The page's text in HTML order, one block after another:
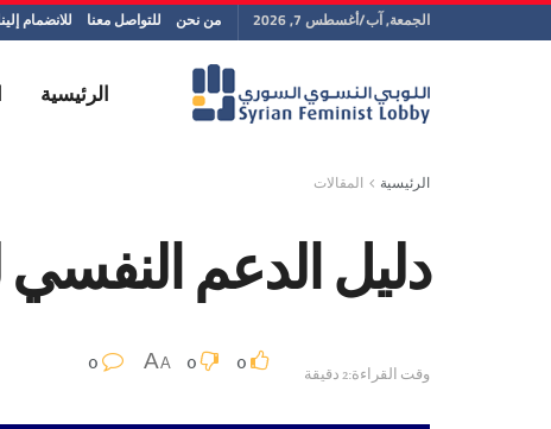
الجمعة, آب/أغسطس 7, 2026 من نحن للتواصل معنا للانضمام
الرئيسية
الرئيسية المقالات
دليل الدعم
وقت القراءة:2 دقيقة 0
0
A
A